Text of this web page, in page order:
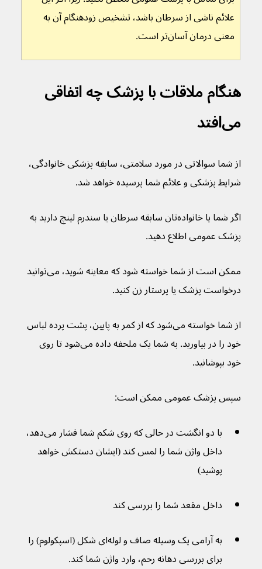
علائم ناشی از سرطان باشد، تشخیص زودهنگام آن به
معنی درمان آسان‌تر است.
هنگام ملاقات با پزشک چه اتفاقی
می‌افتد
از شما سوالاتی در مورد سلامتی، سابقه پزشکی خانوادگی،
شرایط پزشکی و علائم شما پرسیده خواهد شد.
اگر شما یا خانواده‌تان سابقه سرطان یا سندرم لینچ دارید به
پزشک عمومی اطلاع دهید.
ممکن است از شما خواسته شود که معاینه شوید، می‌توانید
درخواست پزشک یا پرستار زن کنید.
از شما خواسته می‌شود که از کمر به پایین، پشت پرده لباس
خود را در بیاورید. به شما یک ملحفه داده می‌شود تا روی
خود بپوشانید.
سپس پزشک عمومی ممکن است:
با دو انگشت در حالی که روی شکم شما فشار می‌دهد،
داخل واژن شما را لمس کند (ایشان دستکش خواهد
پوشید)
داخل مقعد شما را بررسی کند
به آرامی یک وسیله صاف و لوله‌ای شکل (اسپکولوم) را
برای بررسی دهانه رحم، وارد واژن شما کند.